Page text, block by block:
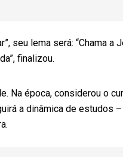
seu lema será: “Chama a
finalizou.
Na época, considerou o
a dinâmica de estudos